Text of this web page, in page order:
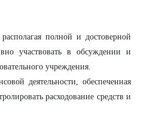
полной и достоверной
участвовать в обсуждении и
учреждения.
деятельности, обеспеченная
расходование средств и